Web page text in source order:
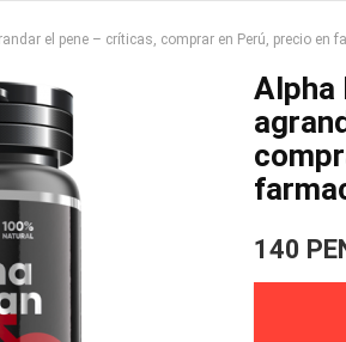
el pene – críticas, comprar en Perú, precio en
Alpha
140